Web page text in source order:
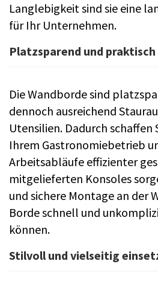
Langlebigkeit sind sie eine
für Ihr Unternehmen.
Platzsparend und praktisch
Die Wandborde sind
dennoch ausreichend
Utensilien. Dadurch schaffen
Ihrem Gastronomiebetrieb
Arbeitsabläufe effizienter
mitgelieferten Konsoles
und sichere Montage an der
Borde schnell und
können.
Stilvoll und vielseitig